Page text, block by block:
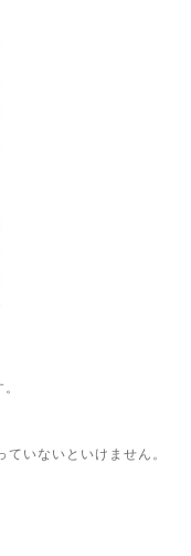
いないといけません。